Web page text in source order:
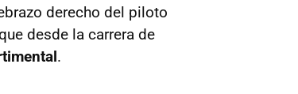
derecho del piloto
desde la carrera de
.